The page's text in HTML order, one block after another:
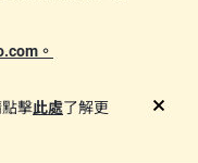
。
擊此處了解更